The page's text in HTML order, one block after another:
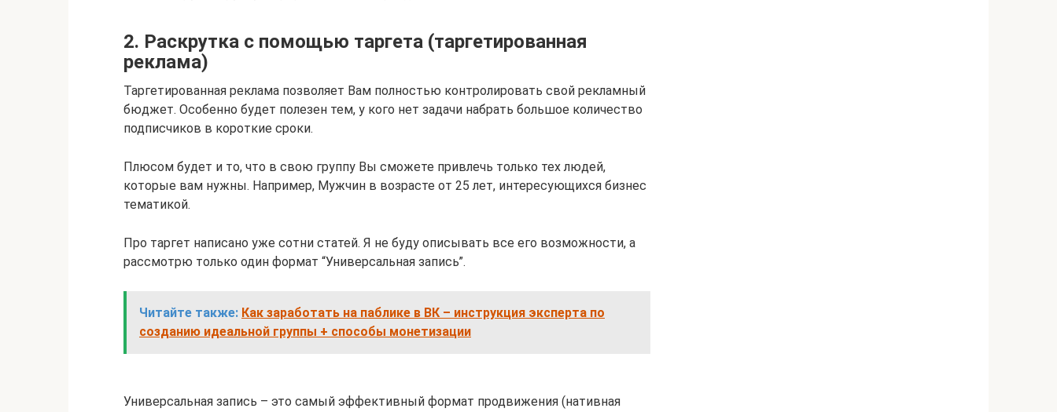
2. Раскрутка с помощью таргета (таргетированная
реклама)
Таргетированная реклама позволяет Вам полностью контролировать свой рекламный
бюджет. Особенно будет полезен тем, у кого нет задачи набрать большое количество
подписчиков в короткие сроки.
Плюсом будет и то, что в свою группу Вы сможете привлечь только тех людей,
которые вам нужны. Например, Мужчин в возрасте от 25 лет, интересующихся бизнес
тематикой.
Про таргет написано уже сотни статей. Я не буду описывать все его возможности, а
рассмотрю только один формат “Универсальная запись”.
Читайте также: Как заработать на паблике в ВК – инструкция эксперта по
созданию идеальной группы + способы монетизации
Универсальная запись – это самый эффективный формат продвижения (нативная